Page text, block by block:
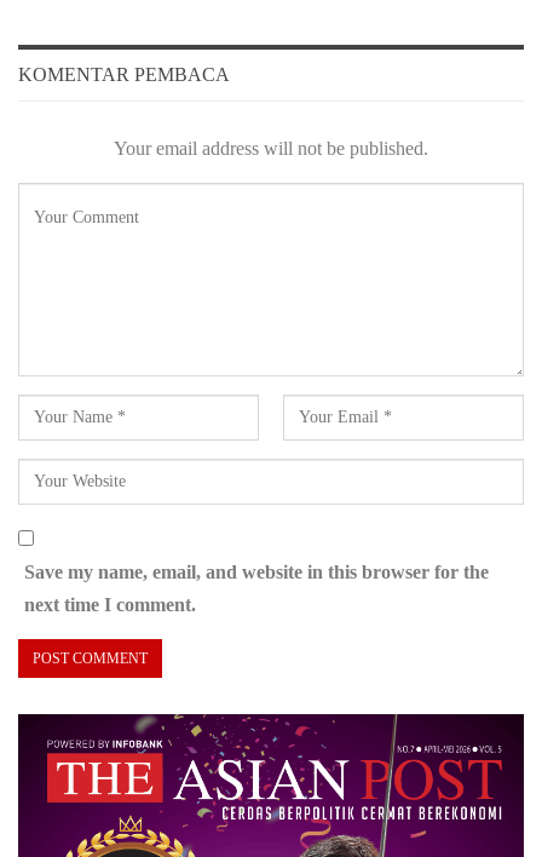
KOMENTAR PEMBACA
Your email address will not be published.
Save my name, email, and website in this browser for the
next time I comment.